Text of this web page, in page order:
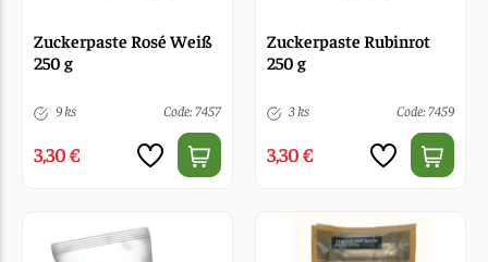
Zuckerpaste Rosé Weiß
250 g
9 ks Code: 7457
3,30 €
Zuckerpaste Rubinrot
250 g
3 ks Code: 7459
3,30 €